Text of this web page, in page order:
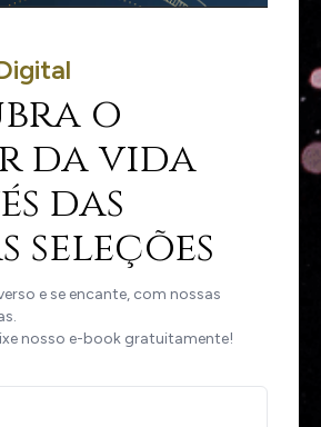
o
da vida
das
seleções
e se encante, com nossas
nosso e-book gratuitamente!